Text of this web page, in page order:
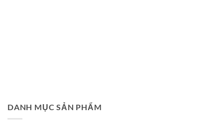
DANH MỤC SẢN PHẨM